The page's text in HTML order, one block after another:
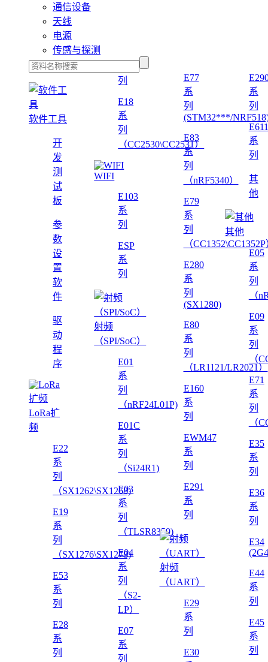
通信设备
天线
电源
传感与探测
软件工具
开
发
测
试
板
参
数
设
置
软
件
驱
动
程
序
LoRa扩
频
E22
系
列
（SX1262\SX1268)
E19
系
列
（SX1276\SX1278)
E53
系
列
E28
系
列
列
E18
系
列
（CC2530\CC2531）
WIFI
E103
系
列
ESP
系
列
射频
（SPI/SoC）
E01
系
列
（nRF24L01P)
E01C
系
列
（Si24R1)
E03
系
列
（TLSR8359)
E04
系
列
（S2-
LP）
E07
系
列
E77
系
列
(STM32***/
E83
系
列
（nRF5340）
E79
系
列
（
E280
系
列
(SX1280)
E80
系
列
（LR1121/LR2021）
E160
系
列
EWM47
系
列
E291
系
列
射频
（UART）
E29
系
列
E30
系
列
E611
系
列
其
他
其他
E05
系
列
（
E09
系
列
（
E71
系
列
（
E35
系
列
E36
系
列
E34
E44
系
列
E45
系
列